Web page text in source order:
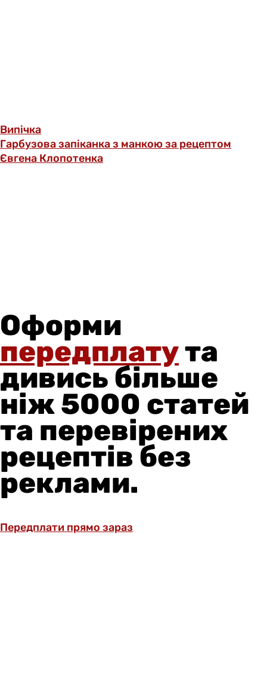
Випічка
Гарбузова запіканка з манкою за рецептом
Євгена Клопотенка
Оформи
передплатута
дивись більше
ніж 5000 статей
та перевірених
рецептів без
реклами.
Передплати прямо зараз